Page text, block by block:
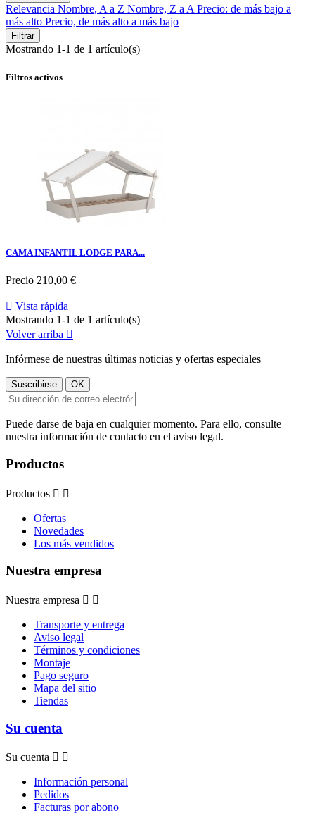
Relevancia Nombre, A a Z Nombre, Z a APrecio: de más bajo a
más alto Precio, de más alto a más bajo
Filtrar
Mostrando 1-1 de 1 artículo(s)
Filtros activos
CAMA INFANTIL LODGE PARA...
Precio 210,00 €
 Vista rápida
Mostrando 1-1 de 1 artículo(s)
Volver arriba 
Infórmese de nuestras últimas noticias y ofertas especiales
Puede darse de baja en cualquier momento. Para ello, consulte
nuestra información de contacto en el aviso legal.
Productos
Productos  
Ofertas
Novedades
Los más vendidos
Nuestra empresa
Nuestra empresa  
Transporte y entrega
Aviso legal
Términos y condiciones
Montaje
Pago seguro
Mapa del sitio
Tiendas
Su cuenta
Su cuenta  
Información personal
Pedidos
Facturas por abono